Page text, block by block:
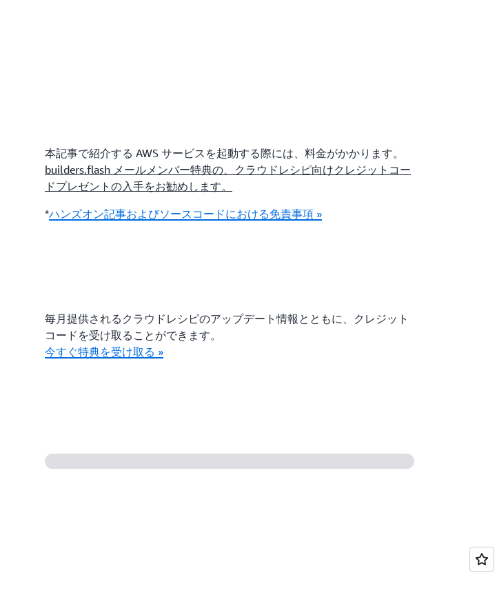
本記事で紹介する AWS サービスを起動する際には、料金がかかります。
builders.flash メールメンバー特典の、クラウドレシピ向けクレジットコー
ドプレゼントの入手をお勧めします。
*ハンズオン記事およびソースコードにおける免責事項 »
毎月提供されるクラウドレシピのアップデート情報とともに、クレジット
コードを受け取ることができます。
今すぐ特典を受け取る »